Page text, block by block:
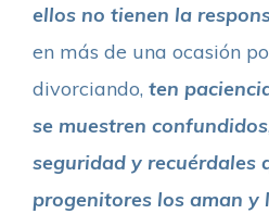
ellos no tienen la
en más de una ocasión
divorciando, ten
se muestren
seguridad y recuérdales
progenitores los aman y